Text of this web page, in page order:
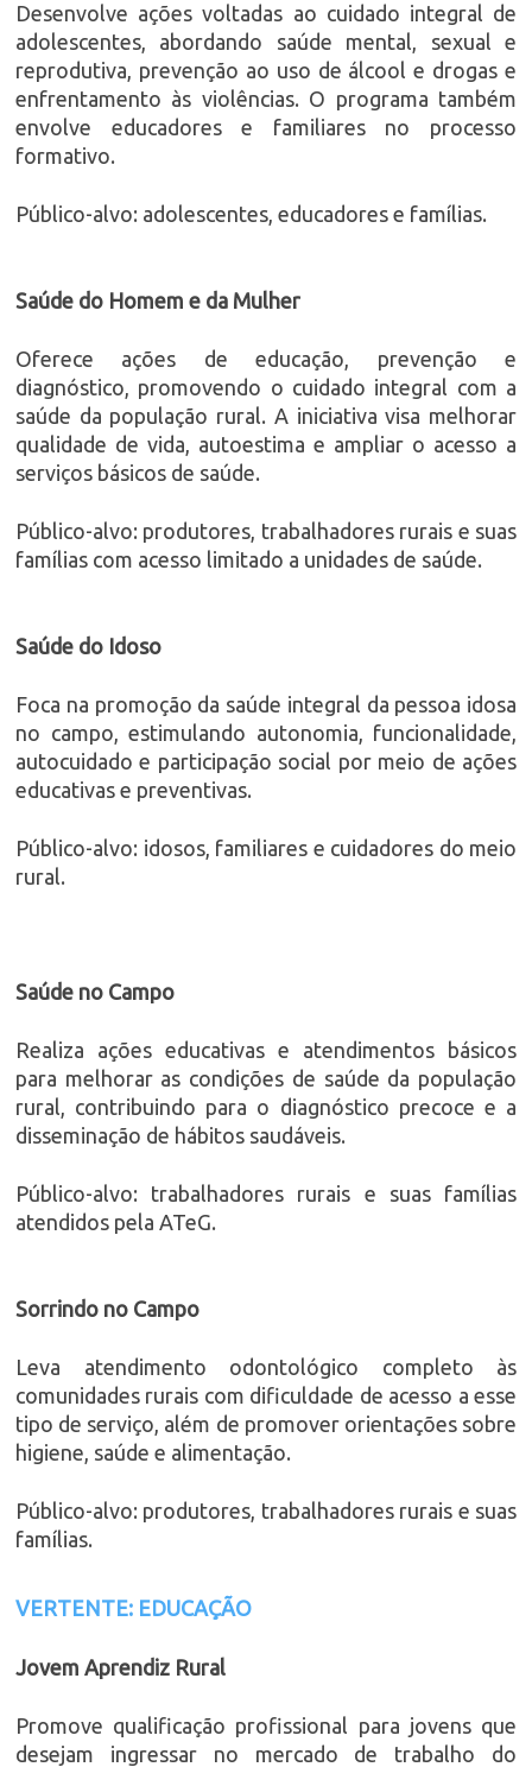
Desenvolve ações voltadas ao cuidado integral de
adolescentes, abordando saúde mental, sexual e
reprodutiva, prevenção ao uso de álcool e drogas e
enfrentamento às violências. O programa também
envolve educadores e familiares no processo
formativo.
Público-alvo: adolescentes, educadores e famílias.
Saúde do Homem e da Mulher
Oferece ações de educação, prevenção e
diagnóstico, promovendo o cuidado integral com a
saúde da população rural. A iniciativa visa melhorar
qualidade de vida, autoestima e ampliar o acesso a
serviços básicos de saúde.
Público-alvo: produtores, trabalhadores rurais e suas
famílias com acesso limitado a unidades de saúde.
Saúde do Idoso
Foca na promoção da saúde integral da pessoa idosa
no campo, estimulando autonomia, funcionalidade,
autocuidado e participação social por meio de ações
educativas e preventivas.
Público-alvo: idosos, familiares e cuidadores do meio
rural.
Saúde no Campo
Realiza ações educativas e atendimentos básicos
para melhorar as condições de saúde da população
rural, contribuindo para o diagnóstico precoce e a
disseminação de hábitos saudáveis.
Público-alvo: trabalhadores rurais e suas famílias
atendidos pela ATeG.
Sorrindo no Campo
Leva atendimento odontológico completo às
comunidades rurais com dificuldade de acesso a esse
tipo de serviço, além de promover orientações sobre
higiene, saúde e alimentação.
Público-alvo: produtores, trabalhadores rurais e suas
famílias.
VERTENTE: EDUCAÇÃO
Jovem Aprendiz Rural
Promove qualificação profissional para jovens que
desejam ingressar no mercado de trabalho do